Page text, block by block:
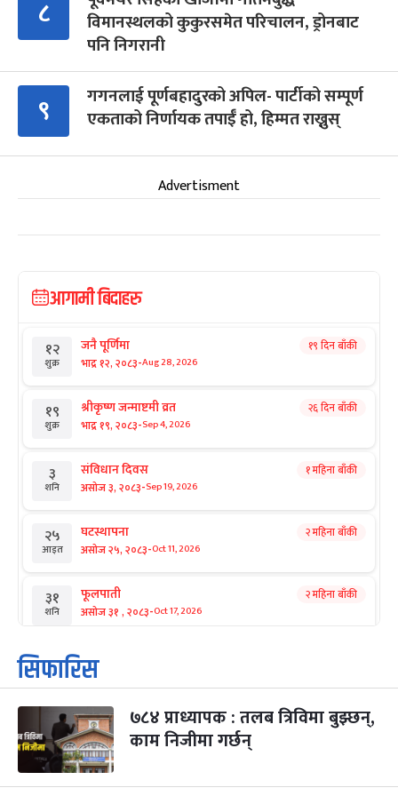
८
विमानस्थलको कुकुरसमेत परिचालन, ड्रोनबाट
पनि निगरानी
९
गगनलाई पूर्णबहादुरको अपिल- पार्टीको सम्पूर्ण
एकताको निर्णायक तपाईँ हो, हिम्मत राख्नुस्
Advertisment
आगामी बिदाहरु
१२
शुक्र
जनै पूर्णिमा
भाद्र १२, २०८३-Aug 28, 2026
१९ दिन बाँकी
१९
शुक्र
श्रीकृष्ण जन्माष्टमी व्रत
भाद्र १९, २०८३-Sep 4, 2026
२६ दिन बाँकी
३
शनि
संविधान दिवस
असोज ३, २०८३-Sep 19, 2026
१ महिना बाँकी
२५
आइत
घटस्थापना
असोज २५, २०८३-Oct 11, 2026
२ महिना बाँकी
३१
शनि
फूलपाती
असोज ३१ , २०८३-Oct 17, 2026
२ महिना बाँकी
१
आइत
कार्तिक सङ्क्रान्ति
कार्तिक १, २०८३
३
मंगल
महानवमी
कार्तिक ३, २०८३-Oct 20, 2026
२ महिना बाँकी
४
सिफारिस
७८४ प्राध्यापक : तलब त्रिविमा बुझ्छन्,
काम निजीमा गर्छन्